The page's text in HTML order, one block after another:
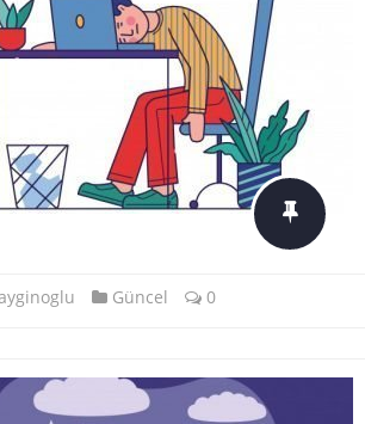
Güncel 0